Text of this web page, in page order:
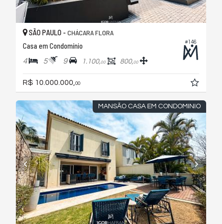
#146
SÃO PAULO - CHÁCARA FLORA
Casa em Condomínio
4 5 9 1.100,00 800,00
R$ 10.000.000,00
MANSÃO CASA EM CONDOMINIO